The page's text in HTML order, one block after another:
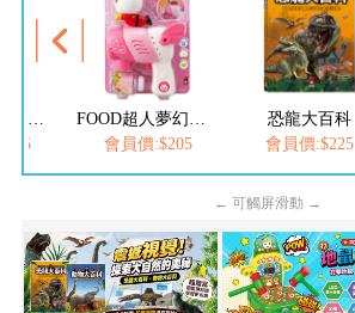
會員價:$205
恐龍大百科
會員價:$225
← 可觸屏滑動 →